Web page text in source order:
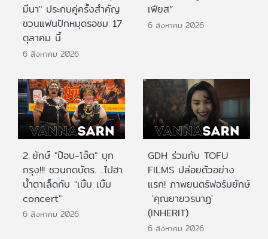
มีนา" ประกบคู่ครั้งสำคัญ
ชวนแฟนปักหมุดรอชม 17
ตุลาคม นี้
6 สิงหาคม 2026
เฟียส”
6 สิงหาคม 2026
2 ยักษ์ "ป๊อบ-โอ๊ต" บุก
กรุง!!! ชวนกดบัตร. ..ไปฮา
น้ำตาเล็ดกับ "เบิ้ม เบิ้ม
concert"
6 สิงหาคม 2026
GDH ร่วมกับ TOFU
FILMS ปล่อยตัวอย่าง
แรก! ภาพยนตร์ฟอร์มยักษ์
'คุณยายวรนาฏ'
(INHERIT)
6 สิงหาคม 2026